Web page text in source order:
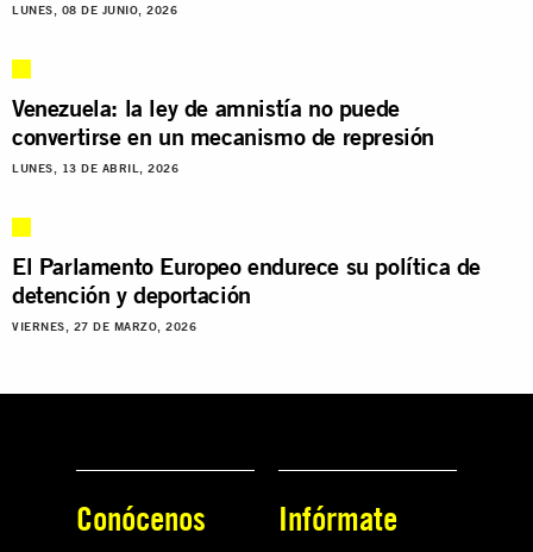
LUNES, 08 DE JUNIO, 2026
Venezuela: la ley de amnistía no puede
convertirse en un mecanismo de represión
LUNES, 13 DE ABRIL, 2026
El Parlamento Europeo endurece su política de
detención y deportación
VIERNES, 27 DE MARZO, 2026
Conócenos Infórmate